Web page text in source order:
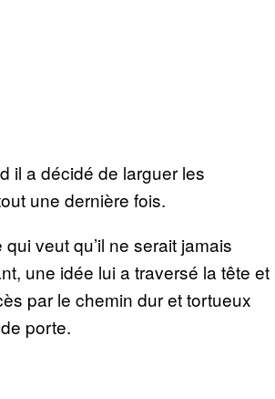
il a décidé de larguer les
une dernière fois.
veut qu’il ne serait jamais
une idée lui a traversé la tête et
par le chemin dur et tortueux
porte.